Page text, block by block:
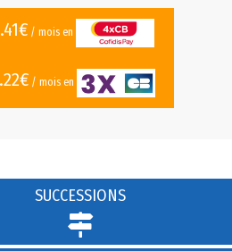
/ mois en
/ mois en
SUCCESSIONS